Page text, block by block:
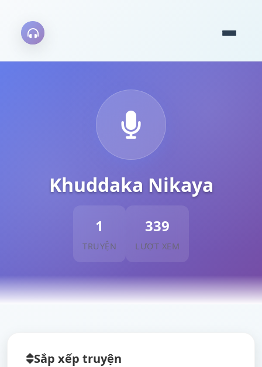
Khuddaka Nikaya
1
TRUYỆN
339
LƯỢT XEM
Sắp xếp truyện